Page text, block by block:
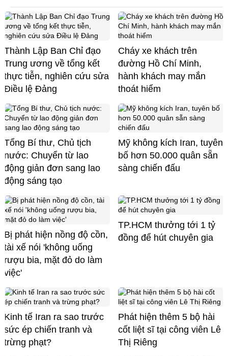
Thành Lập Ban Chỉ đạo
Trung ương về tổng kết
thực tiễn, nghiên cứu sửa
Điều lệ Đảng
Cháy xe khách trên
đường Hồ Chí Minh,
hành khách may mắn
thoát hiểm
Tổng Bí thư, Chủ tịch
nước: Chuyển từ lao
động giản đơn sang lao
động sáng tạo
Mỹ không kích Iran, tuyên
bố hơn 50.000 quân sẵn
sàng chiến đấu
Bị phát hiện nồng độ cồn,
tài xế nói 'không uống
rượu bia, mặt đỏ do làm
việc'
TP.HCM thưởng tới 1 tỷ
đồng để hút chuyên gia
Kinh tế Iran ra sao trước
sức ép chiến tranh và
trừng phạt?
Phát hiện thêm 5 bộ hài
cốt liệt sĩ tại công viên Lê
Thị Riêng